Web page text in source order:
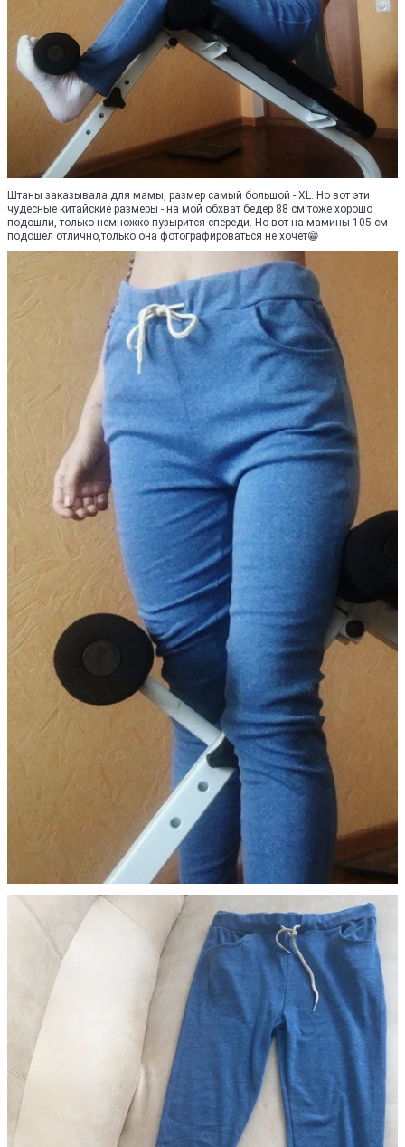
Штаны заказывала для мамы, размер самый большой - XL. Но вот эти
чудесные китайские размеры - на мой обхват бедер 88 см тоже хорошо
подошли, только немножко пузырится спереди. Но вот на мамины 105 см
подошел отлично,только она фотографироваться не хочет😁